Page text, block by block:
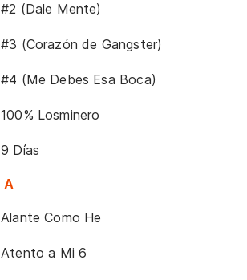
#2 (Dale Mente)
#3 (Corazón de Gangster)
#4 (Me Debes Esa Boca)
100% Losminero
9 Días
A
Alante Como He
Atento a Mi 6